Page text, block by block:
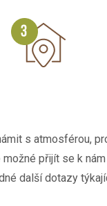
s atmosférou,
přijít se k
další dotazy